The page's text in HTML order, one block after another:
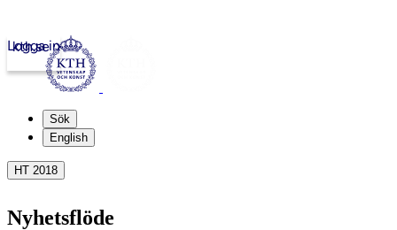
kth.se
Logga in
Sök
English
HT 2018
Nyhetsflöde